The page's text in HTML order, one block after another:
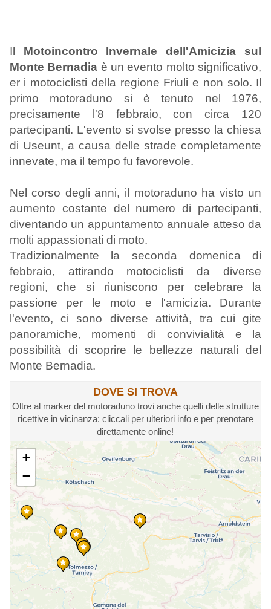
Il Motoincontro Invernale dell'Amicizia sul
Monte Bernadia è un evento molto significativo,
er i motociclisti della regione Friuli e non solo. Il
primo motoraduno si è tenuto nel 1976,
precisamente l'8 febbraio, con circa 120
partecipanti. L'evento si svolse presso la chiesa
di Useunt, a causa delle strade completamente
innevate, ma il tempo fu favorevole.
Nel corso degli anni, il motoraduno ha visto un
aumento costante del numero di partecipanti,
diventando un appuntamento annuale atteso da
molti appassionati di moto.
Tradizionalmente la seconda domenica di
febbraio, attirando motociclisti da diverse
regioni, che si riuniscono per celebrare la
passione per le moto e l'amicizia. Durante
l'evento, ci sono diverse attività, tra cui gite
panoramiche, momenti di convivialità e la
possibilità di scoprire le bellezze naturali del
Monte Bernadia.
DOVE SI TROVA
Oltre al marker del motoraduno trovi anche quelli delle strutture
ricettive in vicinanza: cliccali per ulteriori info e per prenotare
direttamente online!
+
−